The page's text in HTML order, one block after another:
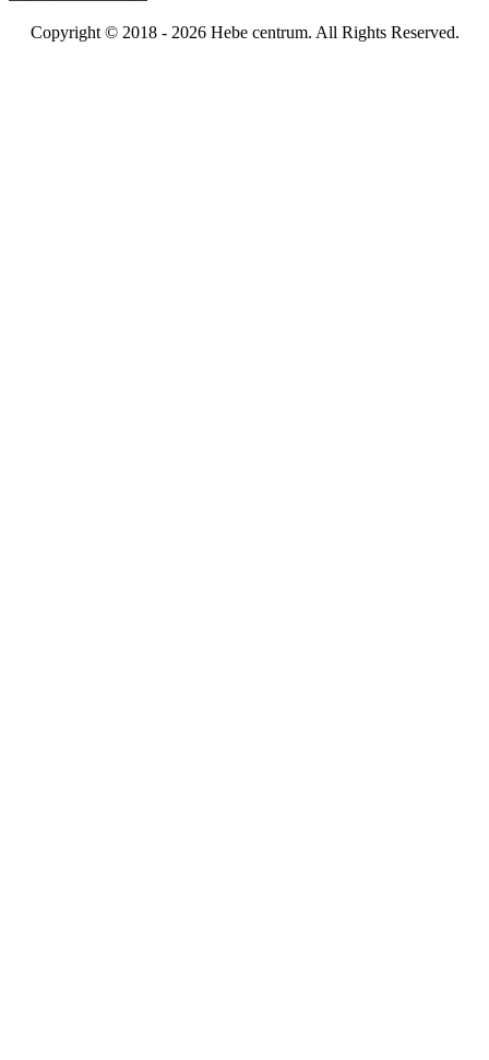
Copyright © 2018 - 2026 Hebe centrum. All Rights Reserved.